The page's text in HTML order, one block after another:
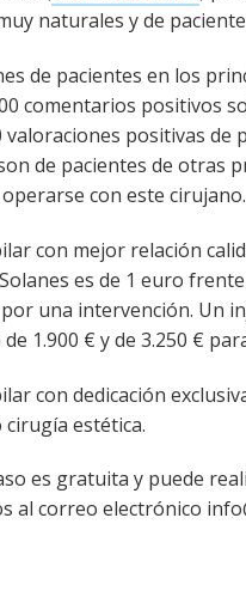
naturales y de
de pacientes en los
comentarios positivos
positivas
de pacientes de otras
con este cirujano.
con mejor relación
es de 1 euro
una intervención. Un
1.900 € y de 3.250 €
con dedicación
estética.
es gratuita y puede
al correo electrónico